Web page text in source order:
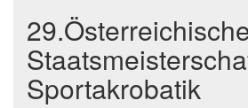
Sportakrobatik